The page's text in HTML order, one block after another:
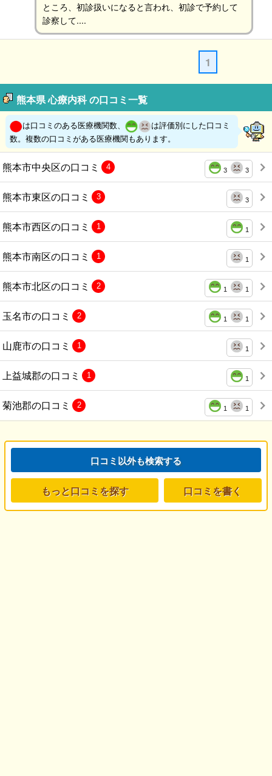
ところ、初診扱いになると言われ、初診で予約して
診察して....
1
熊本県 心療内科 の口コミ一覧
は口コミのある医療機関数、
は評価別にした口コミ
数。複数の口コミがある医療機関もあります。
熊本市中央区の口コミ 3 3
4
熊本市東区の口コミ 3
3
熊本市西区の口コミ 1
1
熊本市南区の口コミ 1
1
熊本市北区の口コミ 1 1
2
玉名市の口コミ 1 1
2
山鹿市の口コミ 1
1
上益城郡の口コミ 1
1
菊池郡の口コミ 1 1
2
口コミ以外も検索する
もっと口コミを探す 口コミを書く